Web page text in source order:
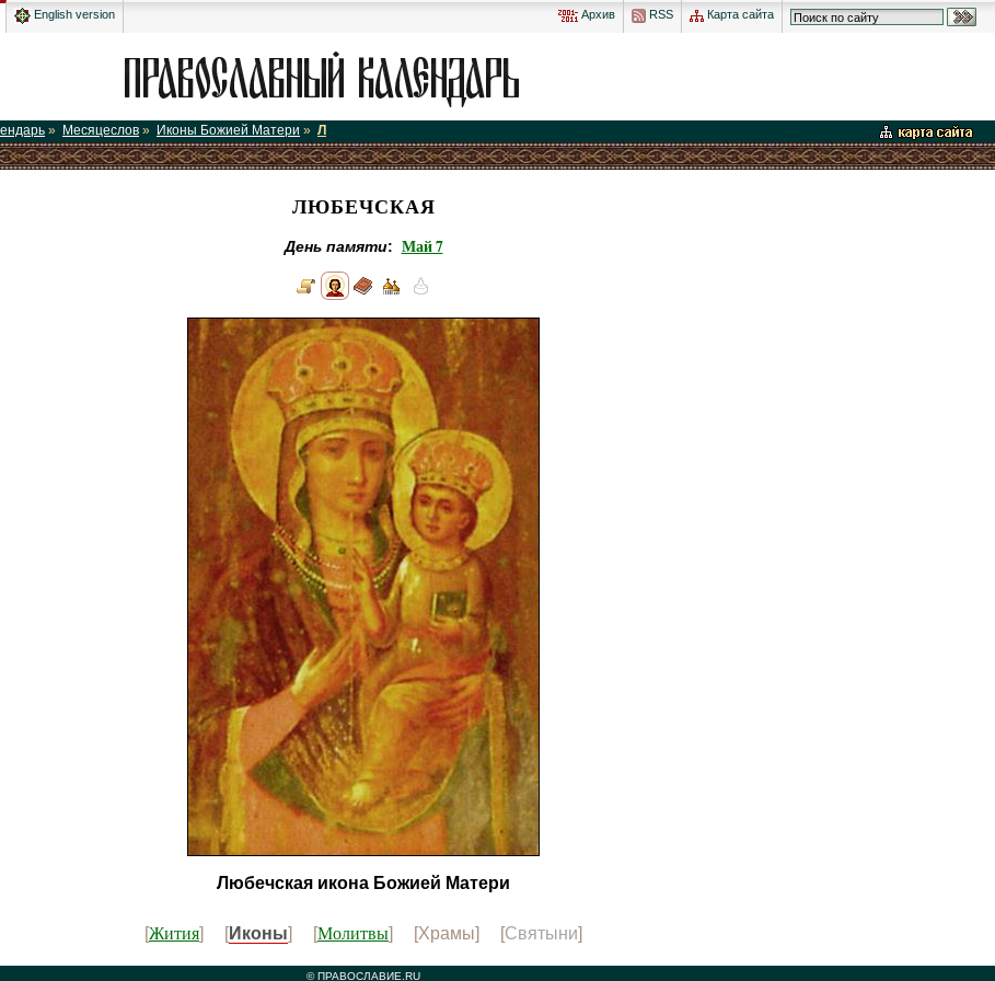
Архив RSS Карта сайта
English version
» Месяцеслов » Иконы Божией Матери » Л
ЛЮБЕЧСКАЯ
День памяти: Май 7
Любечская икона Божией Матери
[Жития] [Иконы] [Молитвы] [Храмы] [Святыни]
© ПРАВОСЛАВИЕ.RU